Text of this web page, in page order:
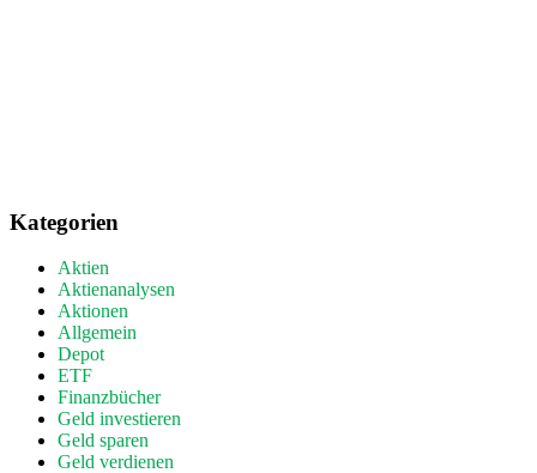
Kategorien
Aktien
Aktienanalysen
Aktionen
Allgemein
Depot
ETF
Finanzbücher
Geld investieren
Geld sparen
Geld verdienen